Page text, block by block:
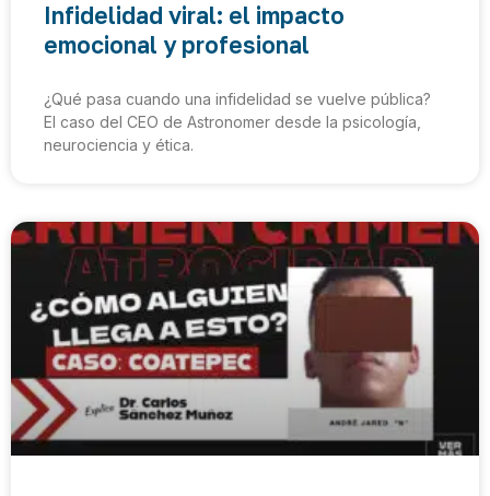
Infidelidad viral: el impacto
emocional y profesional
¿Qué pasa cuando una infidelidad se vuelve pública?
El caso del CEO de Astronomer desde la psicología,
neurociencia y ética.